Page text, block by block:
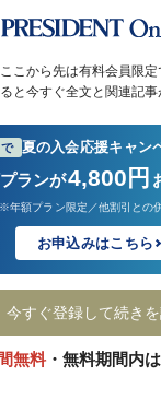
ここから先は有料会員限定
と今すぐ全文と関連記事
夏の入会応援キャン
ランが4,800円
※年額プラン限定／他割引との
お申込みはこちら
今すぐ登録して続き
無料・無料期間内